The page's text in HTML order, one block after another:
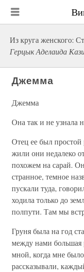
Из круга женского:
Герцык Аделаида
Джемма
Джемма
Она так и не узнала
Отец ее был простой
жили они недалеко
похожем на сарай.
странное, темное
пускали туда,
ходила только до
полпути. Там мы
Груня была на год
между нами большая
мной, когда мне
рассказывали,